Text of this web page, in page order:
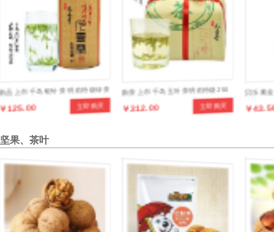
新品上市千岛银针茶 明前特级绿茶
100克罐装正品茶叶 立即购买
￥125.00
新茶上市千岛玉叶茶明前特级250
克传统纸包绿茶茶叶 立即购买
￥312.00
贝乐素
多维配
￥
坚果、茶叶